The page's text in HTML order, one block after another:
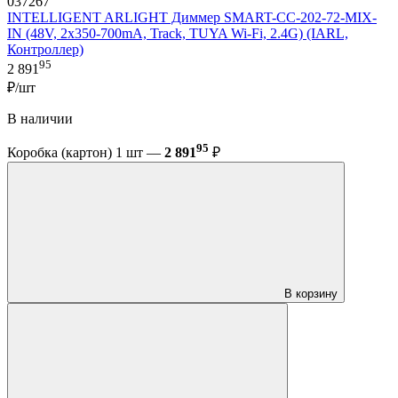
INTELLIGENT ARLIGHT Диммер SMART-CC-202-72-MIX-
IN (48V, 2x350-700mA, Track, TUYA Wi-Fi, 2.4G) (IARL,
Контроллер)
2 891 95
₽/шт
В наличии
Коробка (картон) 1 шт — 2 89195 ₽
В корзину